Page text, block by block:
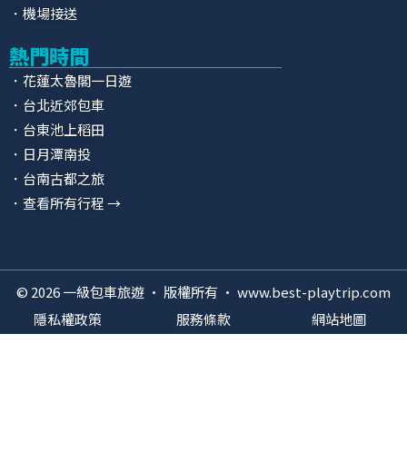
．機場接送
熱門時間
．花蓮太魯閣一日遊
．台北近郊包車
．台東池上稻田
．日月潭南投
．台南古都之旅
．查看所有行程 →
© 2026 一級包車旅遊 · 版權所有 · www.best-playtrip.com
隱私權政策
服務條款 網站地圖